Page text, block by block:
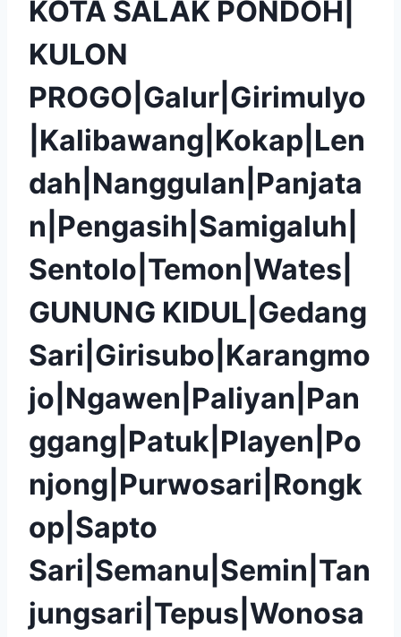
KOTA SALAK PONDOH|
KULON
PROGO|Galur|Girimulyo
|Kalibawang|Kokap|Len
dah|Nanggulan|Panjata
n|Pengasih|Samigaluh|
Sentolo|Temon|Wates|
GUNUNG KIDUL|Gedang
Sari|Girisubo|Karangmo
jo|Ngawen|Paliyan|Pan
ggang|Patuk|Playen|Po
njong|Purwosari|Rongk
op|Sapto
Sari|Semanu|Semin|Tan
jungsari|Tepus|Wonosa